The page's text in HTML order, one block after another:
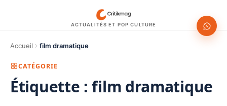
ACTUALITÉS ET POP CULTURE
Accueil film dramatique
CATÉGORIE
Étiquette :film dramatique